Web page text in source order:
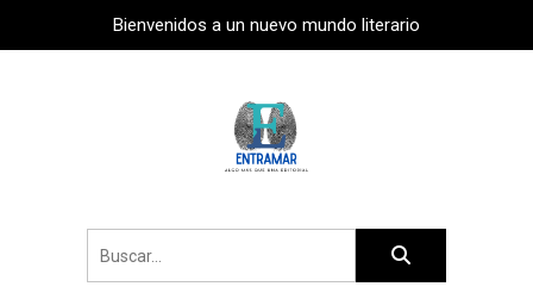
Bienvenidos a un nuevo mundo literario